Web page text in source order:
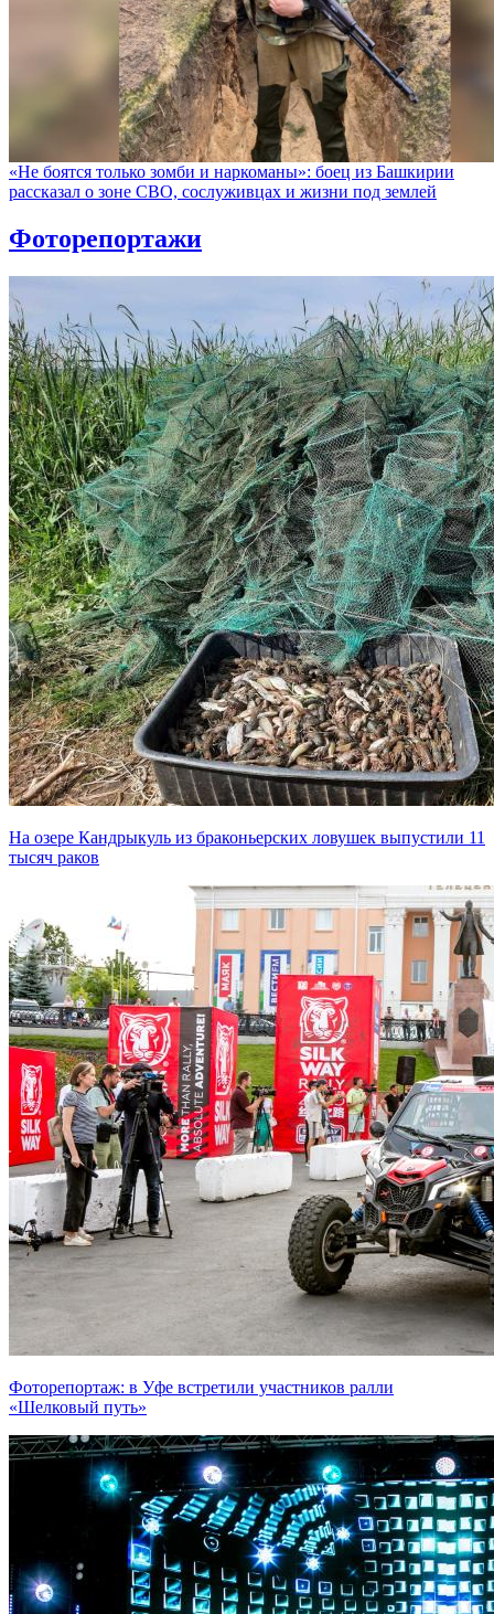
«Не боятся только зомби и наркоманы»: боец из Башкирии
рассказал о зоне СВО, сослуживцах и жизни под землей
Фоторепортажи
На озере Кандрыкуль из браконьерских ловушек выпустили 11
тысяч раков
Фоторепортаж: в Уфе встретили участников ралли
«Шелковый путь»